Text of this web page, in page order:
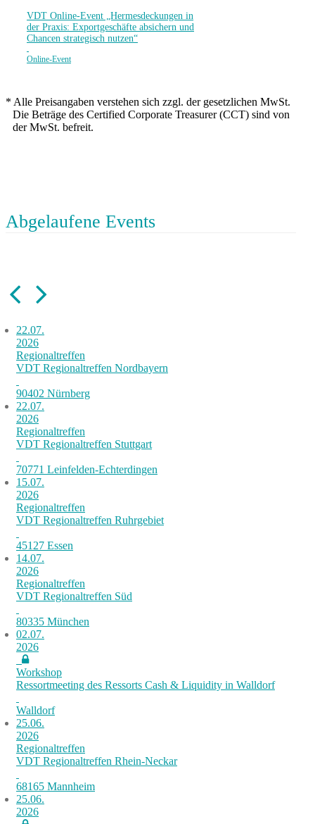
VDT Online-Event „Hermesdeckungen in
der Praxis: Exportgeschäfte absichern und
Chancen strategisch nutzen“
Online-Event
* Alle Preisangaben verstehen sich zzgl. der gesetzlichen MwSt.
Die Beträge des Certified Corporate Treasurer (CCT) sind von
der MwSt. befreit.
Abgelaufene Events
22.07.
2026
Regionaltreffen
VDT Regionaltreffen Nordbayern
90402 Nürnberg
22.07.
2026
Regionaltreffen
VDT Regionaltreffen Stuttgart
70771 Leinfelden-Echterdingen
15.07.
2026
Regionaltreffen
VDT Regionaltreffen Ruhrgebiet
45127 Essen
14.07.
2026
Regionaltreffen
VDT Regionaltreffen Süd
80335 München
02.07.
2026
Workshop
Ressortmeeting des Ressorts Cash & Liquidity in Walldorf
Walldorf
25.06.
2026
Regionaltreffen
VDT Regionaltreffen Rhein-Neckar
68165 Mannheim
25.06.
2026